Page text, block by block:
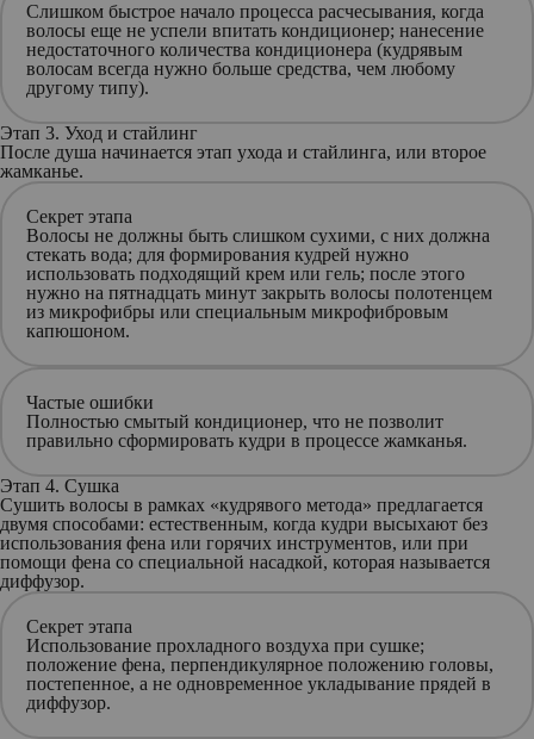
Слишком быстрое начало процесса расчесывания, когда
волосы еще не успели впитать кондиционер; нанесение
недостаточного количества кондиционера (кудрявым
волосам всегда нужно больше средства, чем любому
другому типу).
Этап 3. Уход и стайлинг
После душа начинается этап ухода и стайлинга, или второе
жамканье.
Секрет этапа
Волосы не должны быть слишком сухими, с них должна
стекать вода; для формирования кудрей нужно
использовать подходящий крем или гель; после этого
нужно на пятнадцать минут закрыть волосы полотенцем
из микрофибры или специальным микрофибровым
капюшоном.
Частые ошибки
Полностью смытый кондиционер, что не позволит
правильно сформировать кудри в процессе жамканья.
Этап 4. Сушка
Сушить волосы в рамках «кудрявого метода» предлагается
двумя способами: естественным, когда кудри высыхают без
использования фена или горячих инструментов, или при
помощи фена со специальной насадкой, которая называется
диффузор.
Секрет этапа
Использование прохладного воздуха при сушке;
положение фена, перпендикулярное положению головы,
постепенное, а не одновременное укладывание прядей в
диффузор.